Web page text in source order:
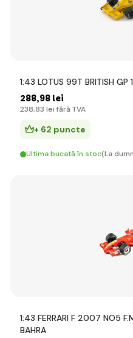
1:43 LOTUS 99T BRITISH GP
288,98 lei
238,83 lei fără TVA
+ 62 puncte
Ultima bucată în stoc(La
1:43 FERRARI F 2007 NO5
BAHRA